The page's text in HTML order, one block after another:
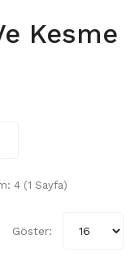
Kesme
4 (1 Sayfa)
Göster: